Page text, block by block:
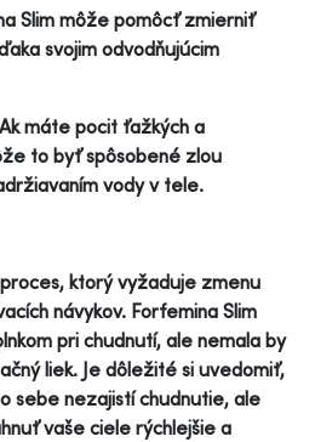
Slim môže pomôcť zmierniť
svojim odvodňujúcim
máte pocit ťažkých a
to byť spôsobené zlou
vody v tele.
ktorý vyžaduje zmenu
návykov. Forfemina Slim
pri chudnutí, ale nemala by
liek. Je dôležité si uvedomiť,
sebe nezajistí chudnutie, ale
vaše ciele rýchlejšie a